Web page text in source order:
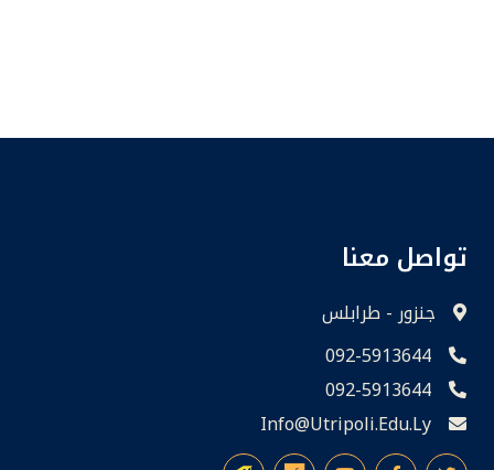
تواصل معنا
جنزور - طرابلس
092-5913644
092-5913644
Info@utripoli.edu.ly